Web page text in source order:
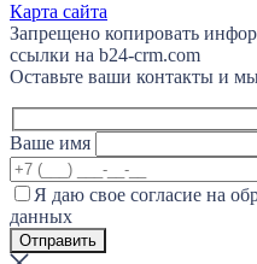
Карта сайта
Запрещено копировать
ссылки на b24-crm.com
Оставьте ваши контакты и
Ваше имя
Я даю свое согласие на
данных